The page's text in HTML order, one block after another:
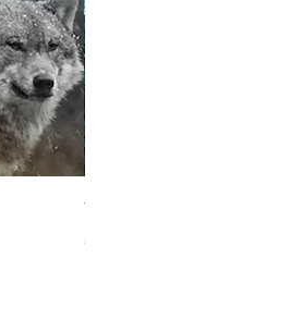
Un Vínculo
Preço
€ 2,99